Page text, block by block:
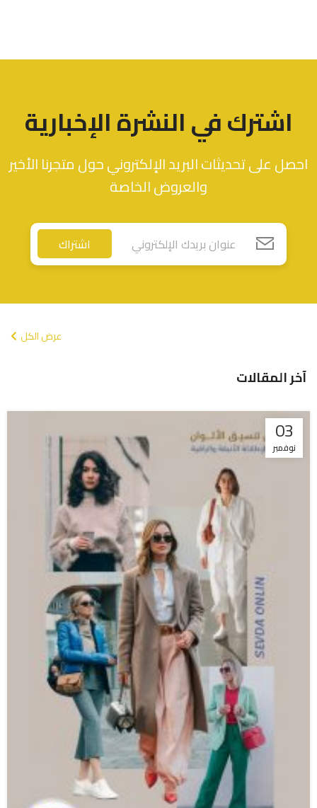
اشترك في النشرة الإخبارية
احصل على تحديثات البريد الإلكتروني حول متجرنا الأخير
والعروض الخاصة
اشتراك
عرض الكل
آخر المقالات
03
نوفمبر